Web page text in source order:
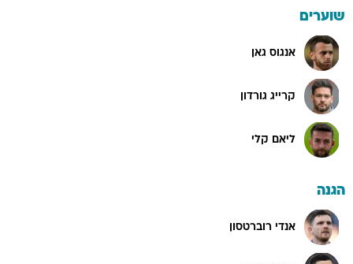
שוערים
אנגוס גאן
קרייג גורדון
ליאם קלי
הגנה
אנדי רוברטסון